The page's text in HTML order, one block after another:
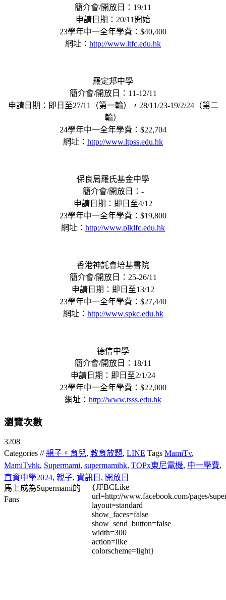
簡介會/開放日：19/11
申請日期：20/11開始
23學年中一全年學費：$40,400
網址： http://www.ltfc.edu.hk
羅定邦中學
簡介會/開放日：11-12/11
申請日期：即日至27/11（第一輪），28/11/23-19/2/24（第二
輪）
24學年中一全年學費：$22,704
網址： http://www.ltpss.edu.hk
保良局羅氏基金中學
簡介會/開放日：-
申請日期：即日至4/12
23學年中一全年學費：$19,800
網址： http://www.plklfc.edu.hk
香港神託會培基書院
簡介會/開放日：25-26/11
申請日期：即日至13/12
23學年中一全年學費：$27,440
網址： http://www.spkc.edu.hk
德信中學
簡介會/開放日：18/11
申請日期：即日至2/1/24
23學年中一全年學費：$22,000
網址： http://www.tsss.edu.hk
瀏覽次數
3208
Categories //親子。育兒, 教育放題, LINE Tags MamiTv,
MamiTvhk, Supermami, supermamihk, TOPx東尼電機, 中一學費,
直資中學2024, 親子, 資訊日 , 開放日
馬上成為Supermami的
Fans
{JFBCLike
url=http://www.facebook.com/pages/
layout=standard
show_faces=false
show_send_button=false
width=300
action=like
colorscheme=light}